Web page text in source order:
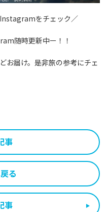
をチェック／
随時更新中ー！！
お届け。是非旅の参考にチェ
事
る
事